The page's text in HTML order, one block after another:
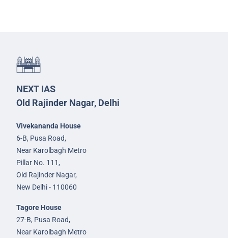
NEXT IAS
Old Rajinder Nagar, Delhi
Vivekananda House
6-B, Pusa Road,
Near Karolbagh Metro
Pillar No. 111,
Old Rajinder Nagar,
New Delhi - 110060
Tagore House
27-B, Pusa Road,
Near Karolbagh Metro